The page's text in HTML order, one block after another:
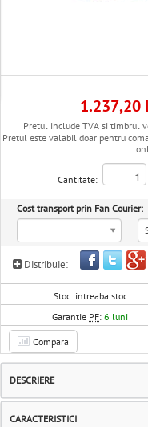
1.237,20
Pretul include TVA si timbrul
Pretul este valabil doar pentru
Cantitate:
Cost transport prin Fan Courier:
Distribuie:
Stoc: intreaba stoc
Garantie PF:6 luni
Compara
DESCRIERE
CARACTERISTICI